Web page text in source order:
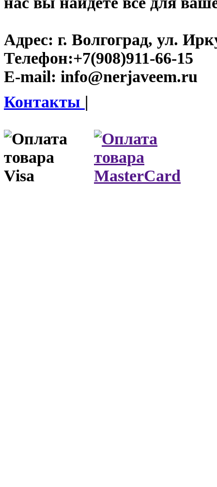
Адрес: г. Волгоград, ул.
Телефон:+7(908)911-66-15
E-mail: info@nerjaveem.ru
Контакты |